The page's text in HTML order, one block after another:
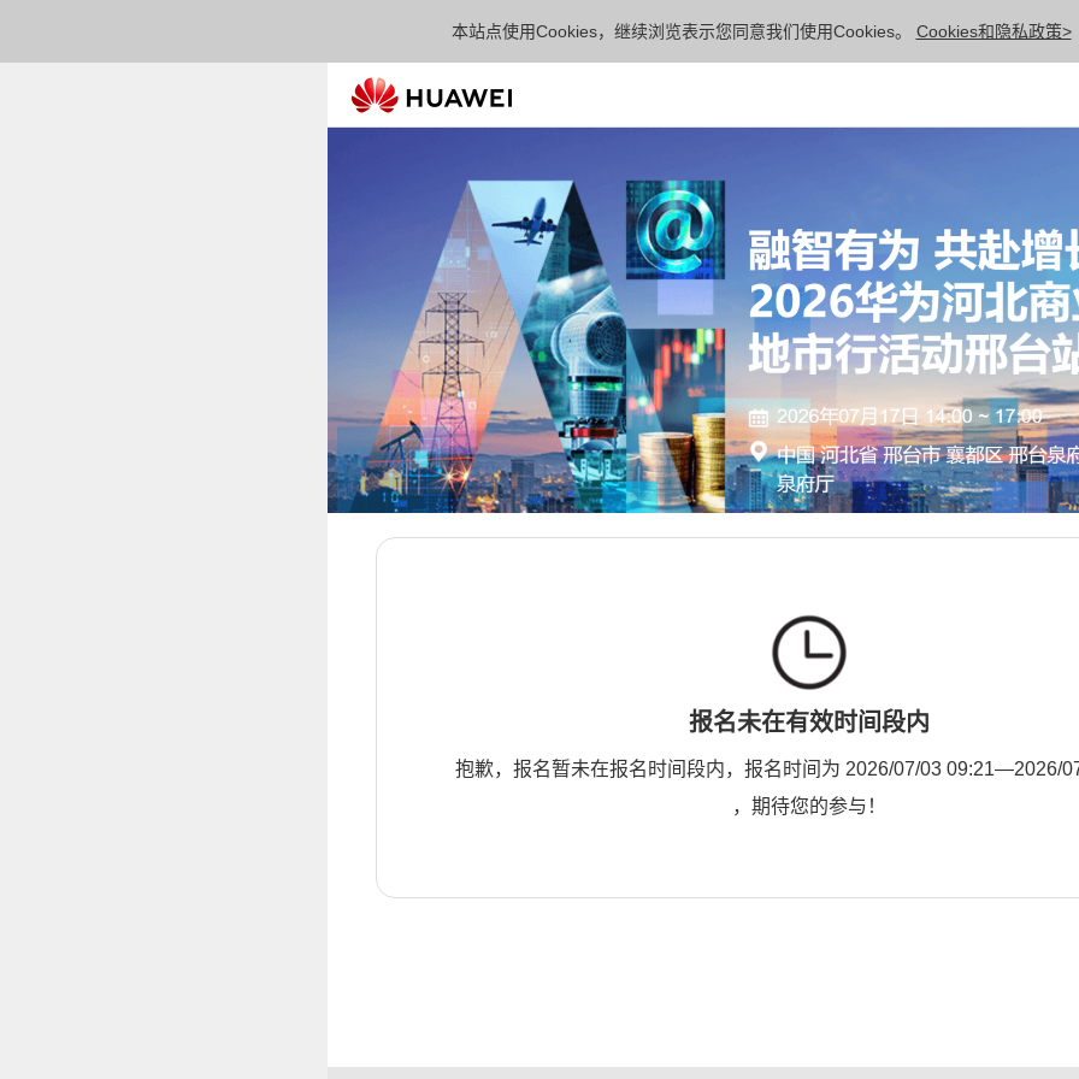
本站点使用Cookies，继续浏览表示您同意我们使用Cookies。 Cookies和隐私政策>
报名未在有效时间段内
抱歉，报名暂未在报名时间段内，报名时间为 2026/07/03 09:21—2026/
，期待您的参与！